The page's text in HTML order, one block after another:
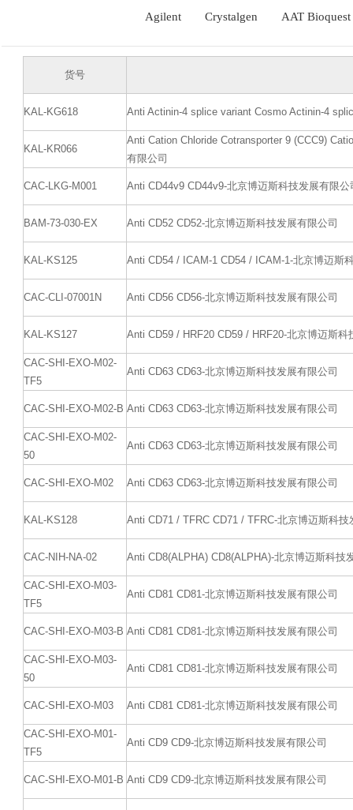
Agilent Crystalgen AAT Bioquest
货号
KAL-KG618 Anti Actinin-4 splice variant Cosmo Actinin-4
KAL-KR066
Anti Cation Chloride Cotransporter 9 (CCC9)
有限公司
CAC-LKG-M001 Anti CD44v9 CD44v9-北京博迈斯科技发展有限公
BAM-73-030-EX Anti CD52 CD52-北京博迈斯科技发展有限公司
KAL-KS125 Anti CD54 / ICAM-1 CD54 / ICAM-1-北京博迈斯
CAC-CLI-07001N Anti CD56 CD56-北京博迈斯科技发展有限公司
KAL-KS127 Anti CD59 / HRF20 CD59 / HRF20-北京博迈斯科
CAC-SHI-EXO-M02-
TF5
Anti CD63 CD63-北京博迈斯科技发展有限公司
CAC-SHI-EXO-M02-B Anti CD63 CD63-北京博迈斯科技发展有限公司
CAC-SHI-EXO-M02-
50
Anti CD63 CD63-北京博迈斯科技发展有限公司
CAC-SHI-EXO-M02 Anti CD63 CD63-北京博迈斯科技发展有限公司
KAL-KS128 Anti CD71 / TFRC CD71 / TFRC-北京博迈斯科技
CAC-NIH-NA-02 Anti CD8(ALPHA) CD8(ALPHA)-北京博迈斯科技
CAC-SHI-EXO-M03-
TF5
Anti CD81 CD81-北京博迈斯科技发展有限公司
CAC-SHI-EXO-M03-B Anti CD81 CD81-北京博迈斯科技发展有限公司
CAC-SHI-EXO-M03-
50
Anti CD81 CD81-北京博迈斯科技发展有限公司
CAC-SHI-EXO-M03 Anti CD81 CD81-北京博迈斯科技发展有限公司
CAC-SHI-EXO-M01-
TF5
Anti CD9 CD9-北京博迈斯科技发展有限公司
CAC-SHI-EXO-M01-B Anti CD9 CD9-北京博迈斯科技发展有限公司